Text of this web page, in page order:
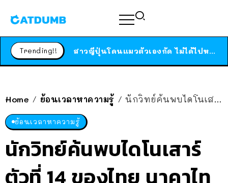
Trending!! ได้เวลาเด็กหนวดรวมตัว RF Online Next เปิดให้เล่นแล้ว เกม Sci-Fi MMORPG ระดับตำนาน เล่นได้ทั้งมือถือและ PC
Home / ย้อนเวลาหาความรู้ / นักวิทย์ค้นพบไดโนเสาร์ตัวที่ 14 ของไทย นาคาไททัน ชัยภูมิเอนซิส ใหญ่ที่สุดเท่าที่เคยพบใน SEA
ย้อนเวลาหาความรู้
นักวิทย์ค้นพบไดโนเสาร์
ตัวที่ 14 ของไทย นาคาไท